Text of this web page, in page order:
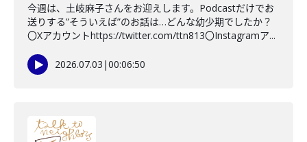
今週は、土岐麻子さんをお迎えします。Podcastだけでお
送りする”そういえば”のお話は…どんな幼少期でしたか？
〇Xアカウントhttps://twitter.com/ttn813〇Instagramア...
2026.07.03 |00:06:50